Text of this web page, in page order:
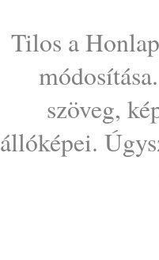
Tilos a
szöveg,
állóképei.